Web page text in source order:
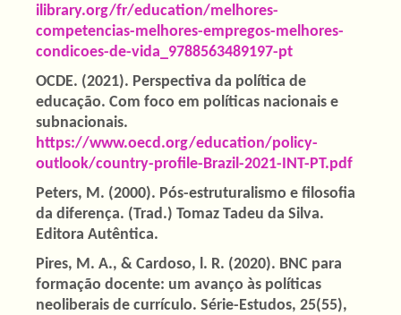
ilibrary.org/fr/education/melhores-
competencias-melhores-empregos-melhores-
condicoes-de-vida_9788563489197-pt
OCDE. (2021). Perspectiva da política de
educação. Com foco em políticas nacionais e
subnacionais.
https://www.oecd.org/education/policy-
outlook/country-profile-Brazil-2021-INT-PT.pdf
Peters, M. (2000). Pós-estruturalismo e filosofia
da diferença. (Trad.) Tomaz Tadeu da Silva.
Editora Autêntica.
Pires, M. A., & Cardoso, l. R. (2020). BNC para
formação docente: um avanço às políticas
neoliberais de currículo. Série-Estudos, 25(55),